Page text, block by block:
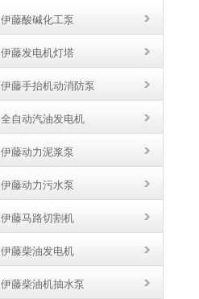
伊藤酸碱化工泵
伊藤发电机灯塔
伊藤手抬机动消防泵
全自动汽油发电机
伊藤动力泥浆泵
伊藤动力污水泵
伊藤马路切割机
伊藤柴油发电机
伊藤柴油机抽水泵